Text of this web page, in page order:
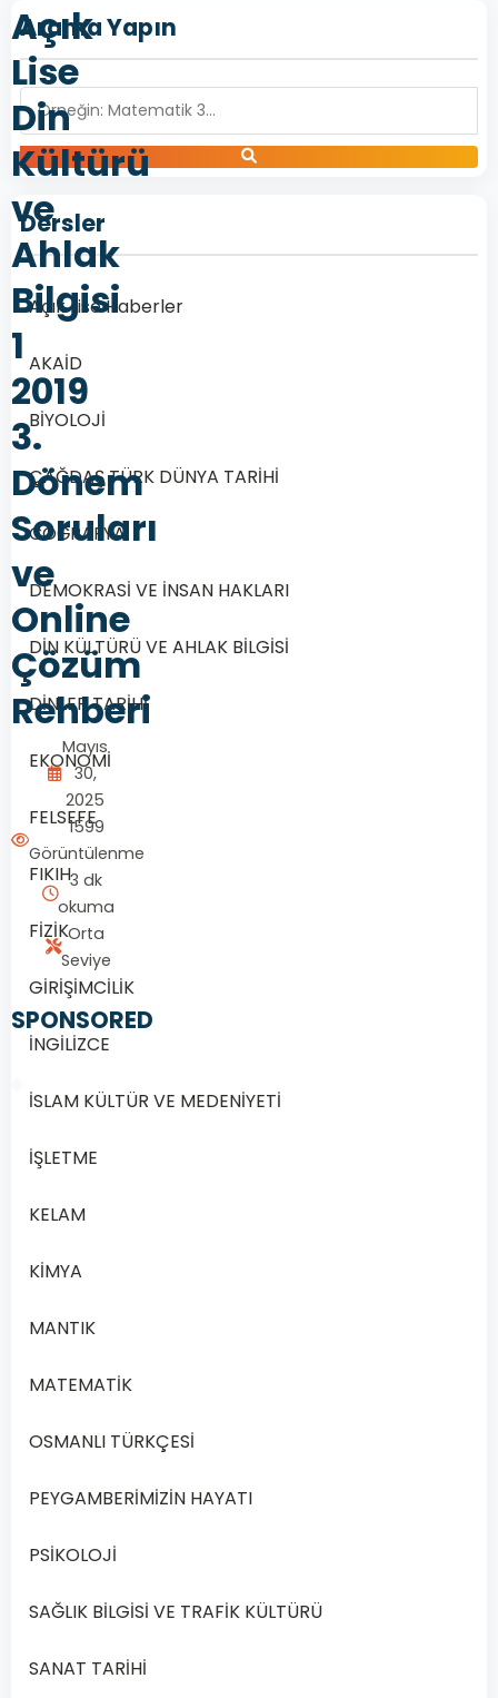
Açık
Lise
Din
Kültürü
ve
Ahlak
Bilgisi
1
2019
3.
Dönem
Soruları
ve
Online
Çözüm
Rehberi
Mayıs
30,
2025
1599
Görüntülenme
3 dk
okuma
Orta
Seviye
SPONSORED
1/20
Soru
1.
Selim
hakkında
bilgilerden
yanlıştır?
Ortamın
etkilenir.
Arama Yapın
Dersler
Açık Lise Haberler
AKAİD
BİYOLOJİ
ÇAĞDAŞ TÜRK DÜNYA TARİHİ
COĞRAFYA
DEMOKRASİ VE İNSAN HAKLARI
DİN KÜLTÜRÜ VE AHLAK BİLGİSİ
DİNLER TARİHİ
EKONOMİ
FELSEFE
FIKIH
FİZİK
GİRİŞİMCİLİK
İNGİLİZCE
İSLAM KÜLTÜR VE MEDENİYETİ
İŞLETME
KELAM
KİMYA
MANTIK
MATEMATİK
OSMANLI TÜRKÇESİ
PEYGAMBERİMİZİN HAYATI
PSİKOLOJİ
SAĞLIK BİLGİSİ VE TRAFİK KÜLTÜRÜ
SANAT TARİHİ